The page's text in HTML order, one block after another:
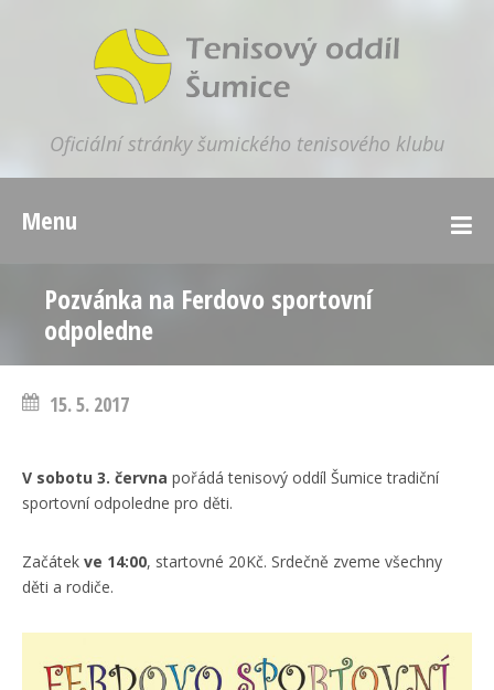
Oficiální stránky šumického tenisového klubu
Menu
Pozvánka na Ferdovo sportovní
odpoledne
15. 5. 2017
V sobotu 3. června pořádá tenisový oddíl Šumice tradiční
sportovní odpoledne pro děti.
Začátek ve 14:00, startovné 20Kč. Srdečně zveme všechny
děti a rodiče.